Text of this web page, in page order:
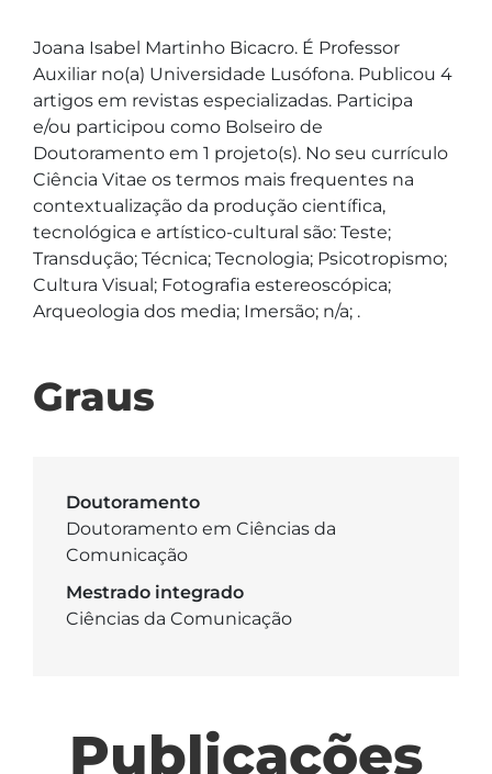
Joana Isabel Martinho Bicacro. É Professor
Auxiliar no(a) Universidade Lusófona. Publicou 4
artigos em revistas especializadas. Participa
e/ou participou como Bolseiro de
Doutoramento em 1 projeto(s). No seu currículo
Ciência Vitae os termos mais frequentes na
contextualização da produção científica,
tecnológica e artístico-cultural são: Teste;
Transdução; Técnica; Tecnologia; Psicotropismo;
Cultura Visual; Fotografia estereoscópica;
Arqueologia dos media; Imersão; n/a; .
Graus
Doutoramento
Doutoramento em Ciências da
Comunicação
Mestrado integrado
Ciências da Comunicação
Publicações